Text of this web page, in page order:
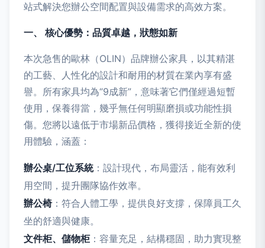
站式解決您辦公空間配置與設備需求的高效方案。
一、 核心優勢：品質卓越，狀態如新
本次急售的歐林（OLIN）品牌辦公家具，以其精湛
的工藝、人性化的設計和耐用的材質在業內享有盛
譽。所有家具均為“9成新”，意味著它們僅經過短暫
使用，保養得當，幾乎無任何明顯磨損或功能性損
傷。您將以遠低于市場新品價格，獲得接近全新的使
用體驗，涵蓋：
辦公桌/工位系統：設計現代，布局靈活，能有效利
用空間，提升團隊協作效率。
辦公椅：符合人體工學，提供良好支撐，保障員工久
坐的舒適與健康。
文件柜、儲物柜：容量充足，結構穩固，助力實現整